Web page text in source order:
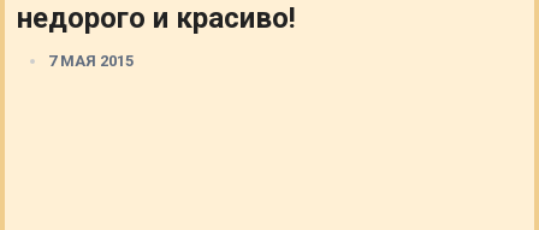
недорого и красиво!
7 МАЯ 2015